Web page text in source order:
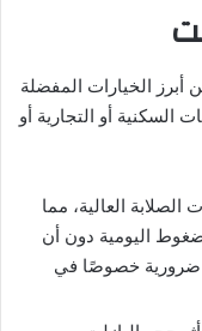
الخيارات المفضلة
أو التجارية أو
العالية، مما
اليومية دون أن
ضرورية خصوصًا في